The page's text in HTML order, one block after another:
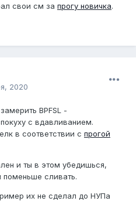
свои см за прогу новичка.
2020
BPFSL -
с вдавливанием.
в соответствии с прогой
и ты в этом убедишься,
поменьше сливать.
их не сделал до НУПа